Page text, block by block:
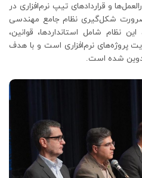
و قراردادهای تیپ نرم‌افزاری در
شکل‌گیری نظام جامع مهندسی
نظام شامل استانداردها، قوانین،
پروژه‌های نرم‌افزاری است و با هدف
تدوین شده است.